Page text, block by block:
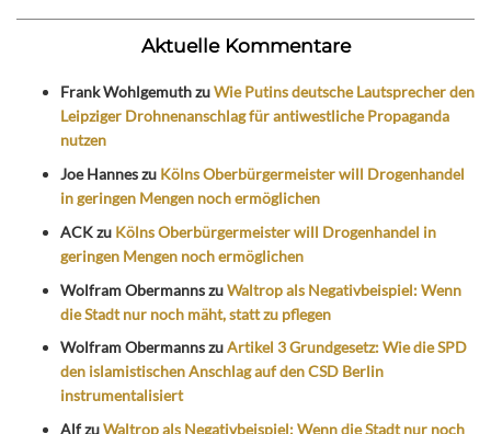
Aktuelle Kommentare
Frank WohlgemuthzuWie Putins deutsche Lautsprecher den
Leipziger Drohnenanschlag für antiwestliche Propaganda
nutzen
Joe Hanneszu Kölns Oberbürgermeister will Drogenhandel
in geringen Mengen noch ermöglichen
ACKzu Kölns Oberbürgermeister will Drogenhandel in
geringen Mengen noch ermöglichen
Wolfram ObermannszuWaltrop als Negativbeispiel: Wenn
die Stadt nur noch mäht, statt zu pflegen
Wolfram ObermannszuArtikel 3 Grundgesetz: Wie die SPD
den islamistischen Anschlag auf den CSD Berlin
instrumentalisiert
AlfzuWaltrop als Negativbeispiel: Wenn die Stadt nur noch